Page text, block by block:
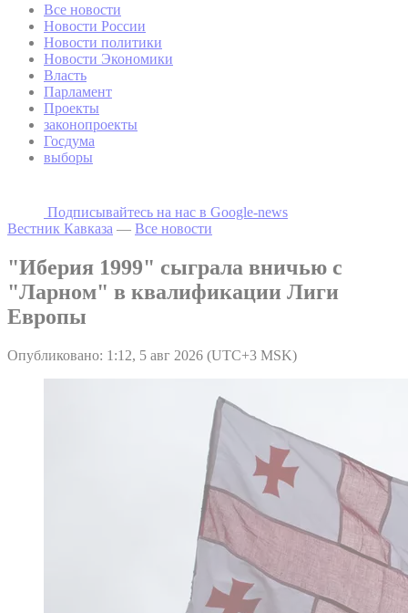
Все новости
Новости России
Новости политики
Новости Экономики
Власть
Парламент
Проекты
законопроекты
Госдума
выборы
Подписывайтесь на наc в Google-news
Вестник Кавказа — Все новости
"Иберия 1999" сыграла вничью с
"Ларном" в квалификации Лиги
Европы
Опубликовано: 1:12, 5 авг 2026 (UTC+3 MSK)